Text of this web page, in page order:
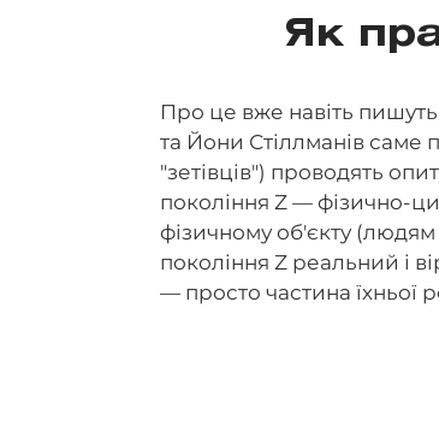
Як
Про це вже навіть
та Йони Стіллманів саме
"зетівців") проводять
покоління Z — фізично-
фізичному об'єкту (людям
покоління Z реальний і
— просто частина їхньої